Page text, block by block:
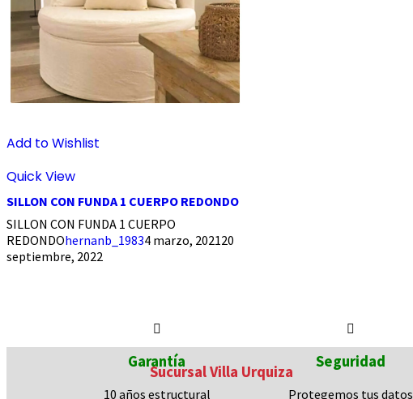
Add to Wishlist
Quick View
SILLON CON FUNDA 1 CUERPO REDONDO
SILLON CON FUNDA 1 CUERPO
REDONDOhernanb_19834 marzo, 202120
septiembre, 2022
Garantía
10 años estructural
Seguridad
Protegemos tus datos
Sucursal Villa Urquiza